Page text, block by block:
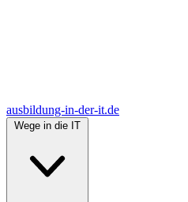
ausbildung-in-der-it.de